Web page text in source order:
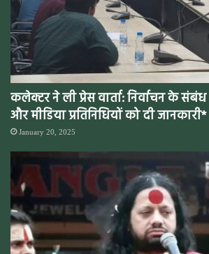
कलेक्टर ने ली प्रेस वार्ता: निर्वाचन के
और मीडिया प्रतिनिधियों को दी जानकारी*
January 20, 2025